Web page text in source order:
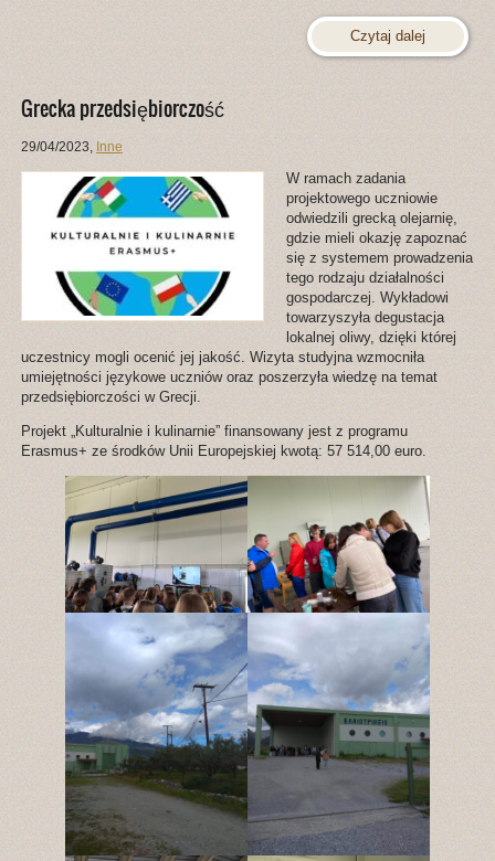
Czytaj dalej
Grecka przedsiębiorczość
29/04/2023, Inne
W ramach zadania
projektowego uczniowie
odwiedzili grecką olejarnię,
gdzie mieli okazję zapoznać
się z systemem prowadzenia
tego rodzaju działalności
gospodarczej. Wykładowi
towarzyszyła degustacja
lokalnej oliwy, dzięki której
uczestnicy mogli ocenić jej jakość. Wizyta studyjna wzmocniła
umiejętności językowe uczniów oraz poszerzyła wiedzę na temat
przedsiębiorczości w Grecji.
Projekt „Kulturalnie i kulinarnie” finansowany jest z programu
Erasmus+ ze środków Unii Europejskiej kwotą: 57 514,00 euro.